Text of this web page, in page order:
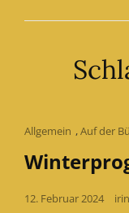
Cat
Links
Allgemein ,Auf der
Posted
12. Februar 2024